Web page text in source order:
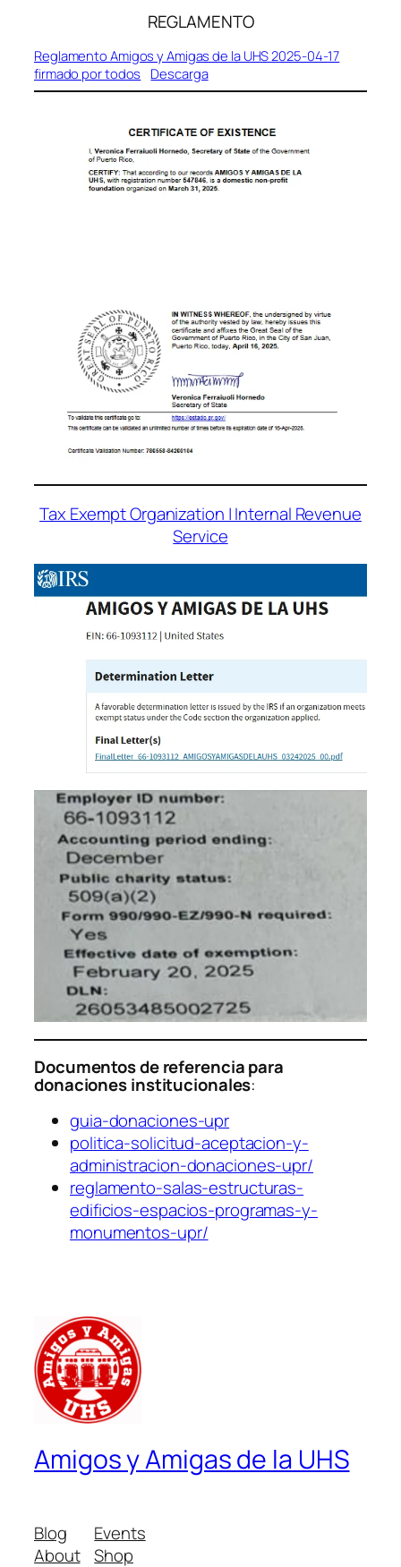
REGLAMENTO
Reglamento Amigos y Amigas de la UHS 2025-04-17
firmado por todos
Descarga
Tax Exempt Organization | Internal Revenue
Service
Documentos de referencia para
donaciones institucionales:
guia-donaciones-upr
politica-solicitud-aceptacion-y-
administracion-donaciones-upr/
reglamento-salas-estructuras-
edificios-espacios-programas-y-
monumentos-upr/
Amigos y Amigas de la UHS
Blog
About
Events
Shop